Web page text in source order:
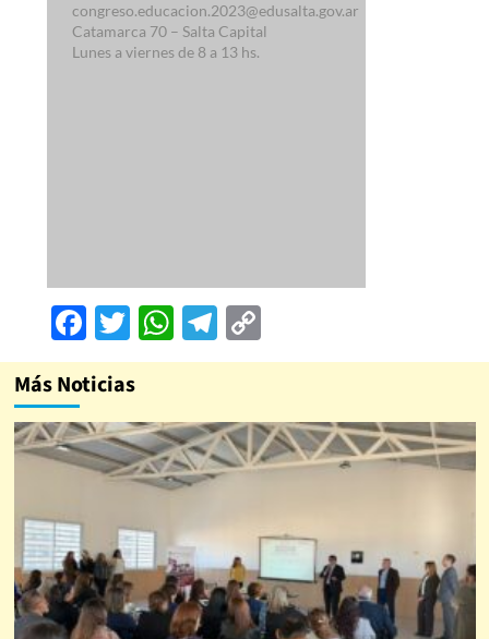
congreso.educacion.2023@edusalta.gov.ar
Catamarca 70 – Salta Capital
Lunes a viernes de 8 a 13 hs.
Facebook
Twitter
WhatsApp
Telegram
Copy
Link
Más Noticias